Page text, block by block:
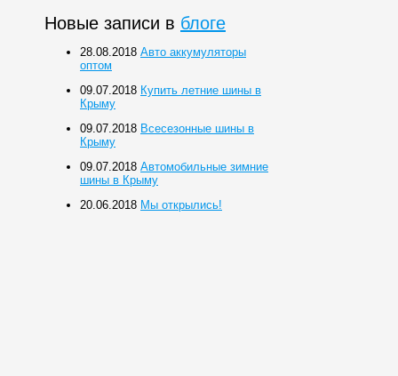
Новые записи в блоге
28.08.2018 Авто аккумуляторы
оптом
09.07.2018 Купить летние шины в
Крыму
09.07.2018 Всесезонные шины в
Крыму
09.07.2018 Автомобильные зимние
шины в Крыму
20.06.2018 Мы открылись!